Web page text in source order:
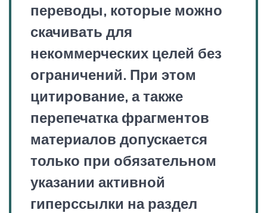
переводы, которые можно
скачивать для
некоммерческих целей без
ограничений. При этом
цитирование, а также
перепечатка фрагментов
материалов допускается
только при обязательном
указании активной
гиперссылки на раздел